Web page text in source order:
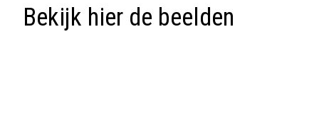
Bekijk hier de beelden